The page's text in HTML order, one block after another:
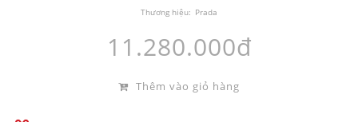
Thương hiệu: Prada
11.280.000đ
Thêm vào giỏ hàng